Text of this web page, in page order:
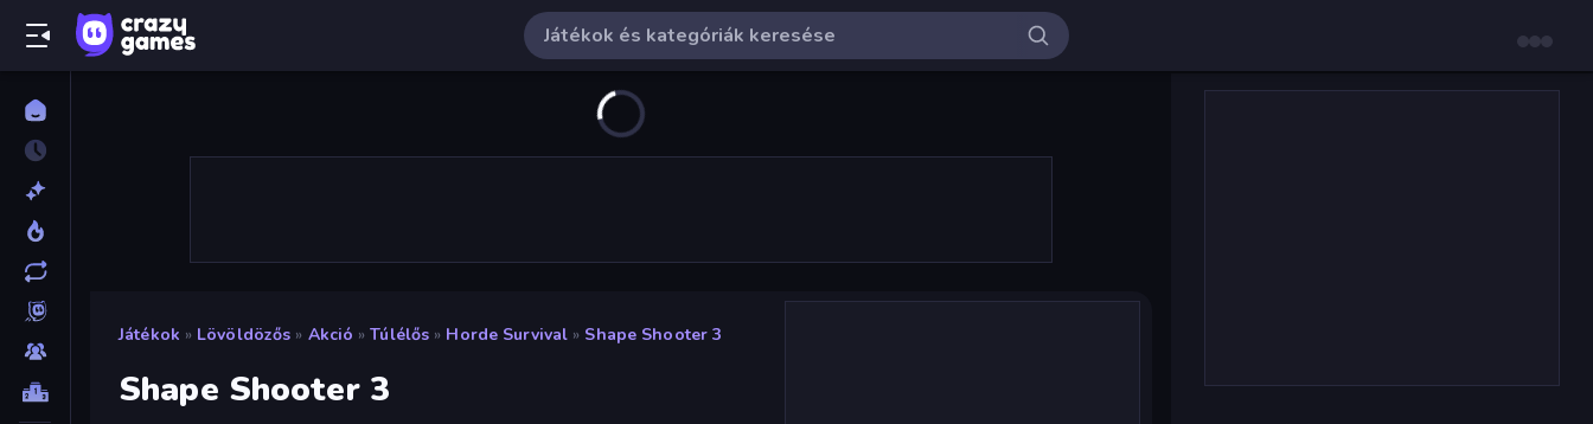
Játékok » Lövöldözős » Akció » Túlélős » Horde Survival » Shape Shooter 3
Shape Shooter 3